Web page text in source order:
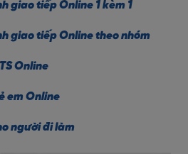
giao tiếp Online 1 kèm 1
giao tiếp Online theo nhóm
Online
em Online
người đi làm